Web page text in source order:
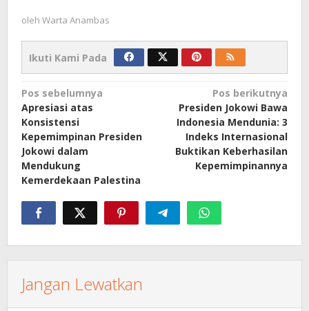
oleh Warta Anambas
Ikuti Kami Pada
Navigasi
pos
Pos sebelumnya
Apresiasi atas
Konsistensi
Kepemimpinan Presiden
Jokowi dalam
Mendukung
Kemerdekaan Palestina
Pos berikutnya
Presiden Jokowi Bawa
Indonesia Mendunia: 3
Indeks Internasional
Buktikan Keberhasilan
Kepemimpinannya
Jangan Lewatkan